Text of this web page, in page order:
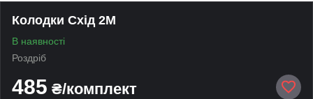
Колодки Схід 2М
В наявності
Роздріб
485 ₴/комплект